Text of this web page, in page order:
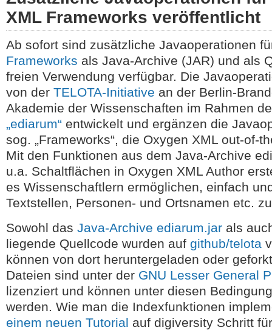
XML Frameworks veröffentlicht
Ab sofort sind zusätzliche Javaoperationen
Frameworks als Java-Archive (JAR) und als
freien Verwendung verfügbar. Die
von der TELOTA-Initiative an der Berlin-
Akademie der Wissenschaften im Rahmen
„ediarum“ entwickelt und ergänzen die
sog. „Frameworks“, die Oxygen XML out-of-
Mit den Funktionen aus dem Java-Archive
u.a. Schaltflächen in Oxygen XML Author
es Wissenschaftlern ermöglichen, einfach
Textstellen, Personen- und Ortsnamen etc.
Sowohl das Java-Archive ediarum.jar als
liegende Quellcode wurden auf github/telota
können von dort heruntergeladen oder
Dateien sind unter der GNU Lesser General
lizenziert und können unter diesen
werden. Wie man die Indexfunktionen
einem neuen Tutorial auf digiversity Schritt